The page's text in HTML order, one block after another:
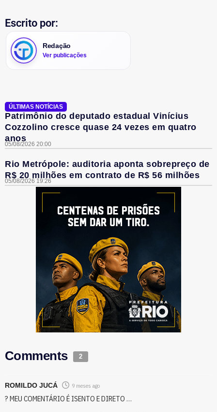
Escrito por:
Redação
Ver publicações
ÚLTIMAS NOTÍCIAS
Patrimônio do deputado estadual Vinícius
Cozzolino cresce quase 24 vezes em quatro
anos
05/08/2026 20:00
Rio Metrópole: auditoria aponta sobrepreço de
R$ 20 milhões em contrato de R$ 56 milhões
05/08/2026 19:26
Comments 2
ROMILDO JUCÁ 9 meses ago
? MEU COMENTÁRIO É ISENTO E DIRETO …